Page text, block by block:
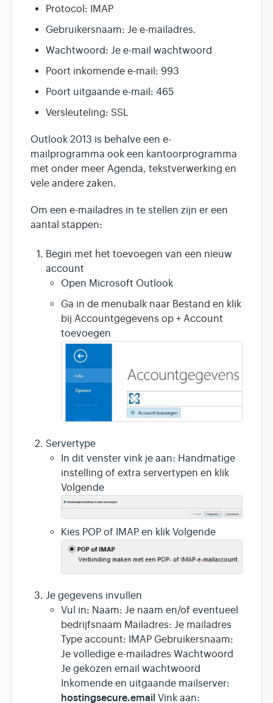
Protocol: IMAP
Gebruikersnaam: Je e-mailadres.
Wachtwoord: Je e-mail wachtwoord
Poort inkomende e-mail: 993
Poort uitgaande e-mail: 465
Versleuteling: SSL
Outlook 2013 is behalve een e-
mailprogramma ook een kantoorprogramma
met onder meer Agenda, tekstverwerking en
vele andere zaken.
Om een e-mailadres in te stellen zijn er een
aantal stappen:
Begin met het toevoegen van een nieuw
account
Open Microsoft Outlook
Ga in de menubalk naar Bestand en klik
bij Accountgegevens op + Account
toevoegen
Servertype
In dit venster vink je aan: Handmatige
instelling of extra servertypen en klik
Volgende
Kies POP of IMAP en klik Volgende
Je gegevens invullen
Vul in: Naam: Je naam en/of eventueel
bedrijfsnaam Mailadres: Je mailadres
Type account: IMAP Gebruikersnaam:
Je volledige e-mailadres Wachtwoord
Je gekozen email wachtwoord
Inkomende en uitgaande mailserver:
hostingsecure.email Vink aan: